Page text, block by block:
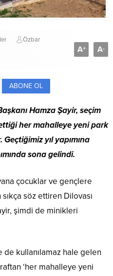
Özbar
A+ A-
ABONE OL
Hamza Şayir, seçim
her mahalleye yeni park
yıl yapımına
sona gelindi.
çocuklar ve gençlere
söz ettiren Dilovası
şimdi de minikleri
de kullanılamaz hale gelen
‘her mahalleye yeni